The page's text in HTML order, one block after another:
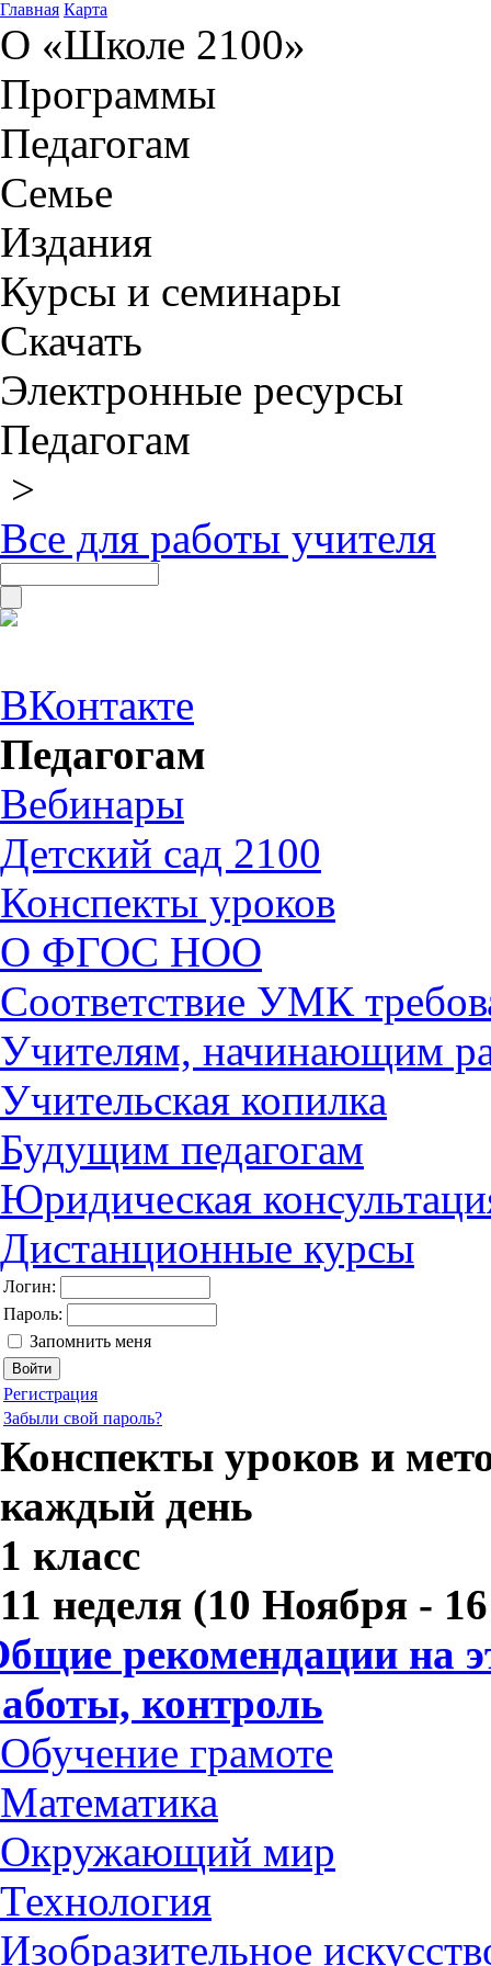
Главная Карта
О «Школе 2100»
Программы
Педагогам
Семье
Издания
Курсы и семинары
Скачать
Электронные ресурсы
Педагогам
>
Все для работы учителя
ВКонтакте
Педагогам
Вебинары
Детский сад 2100
Конспекты уроков
О ФГОС НОО
Соответствие УМК
Учителям, начинающим
Учительская копилка
Будущим педагогам
Юридическая
Дистанционные курсы
Логин:
Пароль:
Запомнить меня
Регистрация
Забыли свой пароль?
Конспекты уроков и
каждый день
1 класс
11 неделя (10 Ноября -
рекомендации на
контроль
Обучение грамоте
Математика
Окружающий мир
Технология
Изобразительное